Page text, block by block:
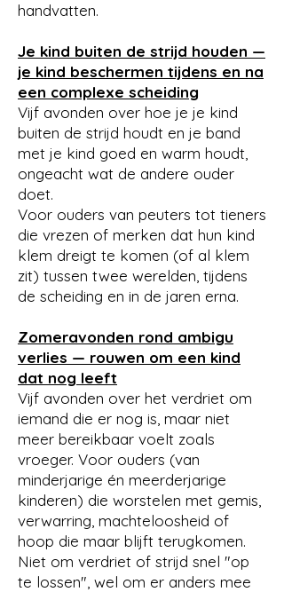
handvatten.
Je kind buiten de strijd houden —
je kind beschermen tijdens en na
een complexe scheiding
Vijf avonden over hoe je je kind
buiten de strijd houdt en je band
met je kind goed en warm houdt,
ongeacht wat de andere ouder
doet.
Voor ouders van peuters tot tieners
die vrezen of merken dat hun kind
klem dreigt te komen (of al klem
zit) tussen twee werelden, tijdens
de scheiding en in de jaren erna.
Zomeravonden rond ambigu
verlies — rouwen om een kind
dat nog leeft
Vijf avonden over het verdriet om
iemand die er nog is, maar niet
meer bereikbaar voelt zoals
vroeger. Voor ouders (van
minderjarige én meerderjarige
kinderen) die worstelen met gemis,
verwarring, machteloosheid of
hoop die maar blijft terugkomen.
Niet om verdriet of strijd snel "op
te lossen", wel om er anders mee